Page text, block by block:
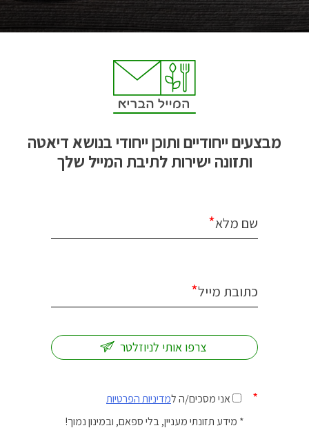
מבצעים ייחודיים ותוכן ייחודי בנושא דיאטה
ותזונה ישירות לתיבת המייל שלך
שם מלא*
כתובת מייל*
* אני מסכים/ה למדיניות הפרטיות
* מידע תזונתי מעניין, בלי ספאם, ובמינון נמוך!